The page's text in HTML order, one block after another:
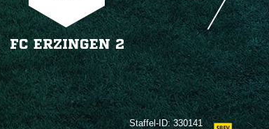
FC ERZINGEN 2
Staffel-ID:330141